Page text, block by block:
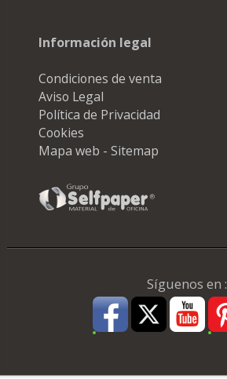
Información legal
Condiciones de venta
Aviso Legal
Política de Privacidad
Cookies
Mapa web - Sitemap
Síguenos en :